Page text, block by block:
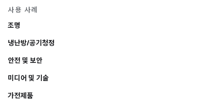
사용 사례
조명
냉난방/공기청정
안전 및 보안
미디어 및 기술
가전제품